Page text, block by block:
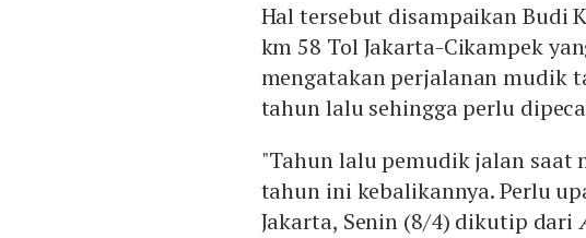
Hal tersebut disampaikan Budi
km 58 Tol Jakarta-Cikampek
mengatakan perjalanan mudik
tahun lalu sehingga perlu
"Tahun lalu pemudik jalan saat
tahun ini kebalikannya. Perlu
Jakarta, Senin (8/4) dikutip dari